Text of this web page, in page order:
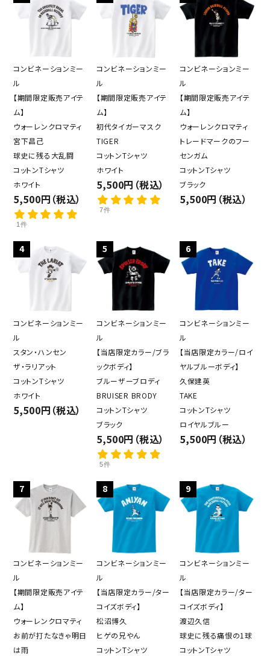
コンビネーションミー
ル
【期間限定販売アイテ
ム】
ウォーレンクロマティ
宮下昌己
球史に残る大乱闘
コットンTシャツ
ホワイト
5,500円（税込）
1件
コンビネーションミー
ル
【期間限定販売アイテ
ム】
初代タイガーマスク
TIGER
コットンTシャツ
ホワイト
5,500円（税込）
7件
コンビネーションミー
ル
【期間限定販売アイテ
ム】
ウォーレンクロマティ
トレードマークのフー
センガム
コットンTシャツ
ブラック
5,500円（税込）
4
コンビネーションミー
ル
スタン・ハンセン
ザ・ラリアット
コットンTシャツ
ホワイト
5,500円（税込）
5
コンビネーションミー
ル
【当店限定カラー/ブラ
ックボディ】
ブルーザーブロディ
BRUISER BRODY
コットンTシャツ
ブラック
5,500円（税込）
5件
6
コンビネーションミー
ル
【当店限定カラー/ロイ
ヤルブルーボディ】
久保建英
TAKE
コットンTシャツ
ロイヤルブルー
5,500円（税込）
7
コンビネーションミー
ル
【期間限定販売アイテ
ム】
ウォーレンクロマティ
お前が打たなきゃ明日
は雨
8
コンビネーションミー
ル
【当店限定カラー/ター
コイズボディ】
松沼博久
ヒゲの兄やん
コットンTシャツ
9
コンビネーションミー
ル
【当店限定カラー/ター
コイズボディ】
渡辺久信
球史に残る痛恨の1球
コットンTシャツ